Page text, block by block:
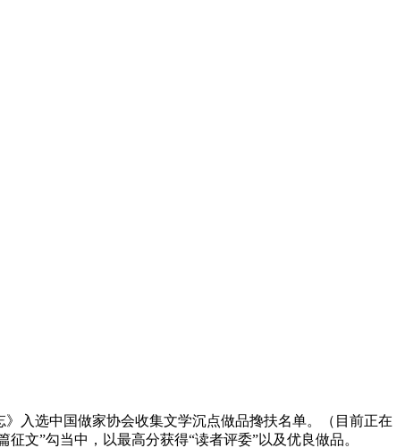
入选中国做家协会收集文学沉点做品搀扶名单。（目前正在
文”勾当中，以最高分获得“读者评委”以及优良做品。